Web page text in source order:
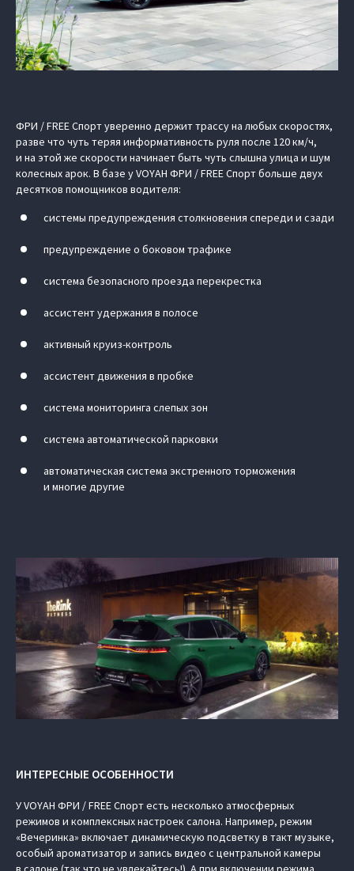
ФРИ / FREE Спорт уверенно держит трассу на любых скоростях,
разве что чуть теряя информативность руля после 120 км/ч,
и на этой же скорости начинает быть чуть слышна улица и шум
колесных арок. В базе у VOYAH ФРИ / FREE Спорт больше двух
десятков помощников водителя:
системы предупреждения столкновения спереди и сзади
предупреждение о боковом трафике
система безопасного проезда перекрестка
ассистент удержания в полосе
активный круиз-контроль
ассистент движения в пробке
система мониторинга слепых зон
система автоматической парковки
автоматическая система экстренного торможения
и многие другие
ИНТЕРЕСНЫЕ ОСОБЕННОСТИ
У VOYAH ФРИ / FREE Спорт есть несколько атмосферных
режимов и комплексных настроек салона. Например, режим
«Вечеринка» включает динамическую подсветку в такт музыке,
особый ароматизатор и запись видео с центральной камеры